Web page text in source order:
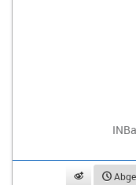
beobachten